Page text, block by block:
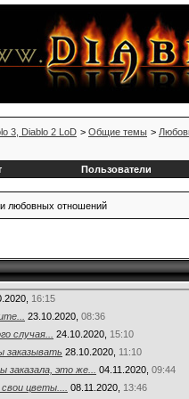
3, Diablo 2 LoD > Общие темы >
Пользователи
любовных отношений
16:15
23.10.2020, 08:36
случая... 24.10.2020, 15:10
заказывать 28.10.2020, 11:10
заказала, это же... 04.11.2020, 09:44
цветы.... 08.11.2020, 13:46